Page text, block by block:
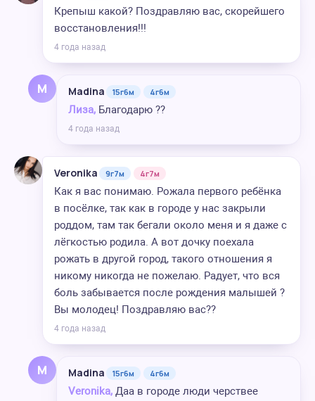
Крепыш какой? Поздравляю вас, скорейшего
восстановления!!!
4 года назад
M Madina 15г6м 4г6м
Лиза, Благодарю ??
4 года назад
Veronika 9г7м 4г7м
Как я вас понимаю. Рожала первого ребёнка
в посёлке, так как в городе у нас закрыли
роддом, там так бегали около меня и я даже с
лёгкостью родила. А вот дочку поехала
рожать в другой город, такого отношения я
никому никогда не пожелаю. Радует, что вся
боль забывается после рождения малышей ?
Вы молодец! Поздравляю вас??
4 года назад
M Madina 15г6м 4г6м
Veronika, Даа в городе люди черствее